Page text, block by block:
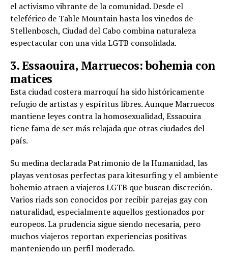
el activismo vibrante de la comunidad. Desde el
teleférico de Table Mountain hasta los viñedos de
Stellenbosch, Ciudad del Cabo combina naturaleza
espectacular con una vida LGTB consolidada.
3. Essaouira, Marruecos: bohemia con
matices
Esta ciudad costera marroquí ha sido históricamente
refugio de artistas y espíritus libres. Aunque Marruecos
mantiene leyes contra la homosexualidad, Essaouira
tiene fama de ser más relajada que otras ciudades del
país.
Su medina declarada Patrimonio de la Humanidad, las
playas ventosas perfectas para kitesurfing y el ambiente
bohemio atraen a viajeros LGTB que buscan discreción.
Varios riads son conocidos por recibir parejas gay con
naturalidad, especialmente aquellos gestionados por
europeos. La prudencia sigue siendo necesaria, pero
muchos viajeros reportan experiencias positivas
manteniendo un perfil moderado.